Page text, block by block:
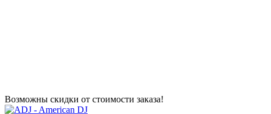
Возможны скидки от стоимости заказа!